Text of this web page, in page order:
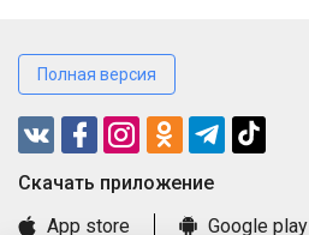
Полная версия
Cкачать приложение
App store
Google play